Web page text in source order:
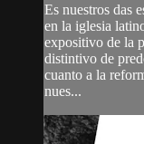
Es nuestros das
en la iglesia
expositivo de la
distintivo de
cuanto a la
nues...